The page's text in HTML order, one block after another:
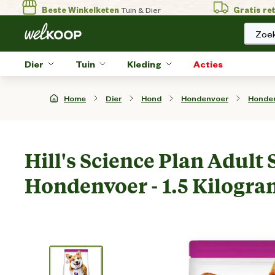
Beste WinkelketenTuin & Dier Gratis
Dier Tuin Kleding Acties
Home Dier Hond Hondenvoer
Hill's Science Plan Adult
Hondenvoer - 1.5